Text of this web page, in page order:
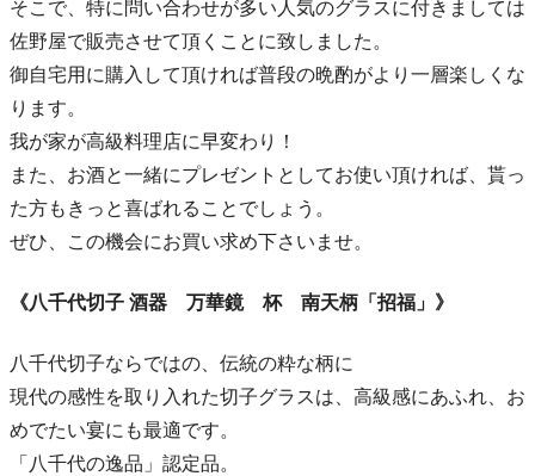
そこで、特に問い合わせが多い人気のグラスに付きましては
佐野屋で販売させて頂くことに致しました。
御自宅用に購入して頂ければ普段の晩酌がより一層楽しくな
ります。
我が家が高級料理店に早変わり！
また、お酒と一緒にプレゼントとしてお使い頂ければ、貰っ
た方もきっと喜ばれることでしょう。
ぜひ、この機会にお買い求め下さいませ。
《八千代切子 酒器 万華鏡 杯 南天柄「招福」》
八千代切子ならではの、伝統の粋な柄に
現代の感性を取り入れた切子グラスは、高級感にあふれ、お
めでたい宴にも最適です。
「八千代の逸品」認定品。